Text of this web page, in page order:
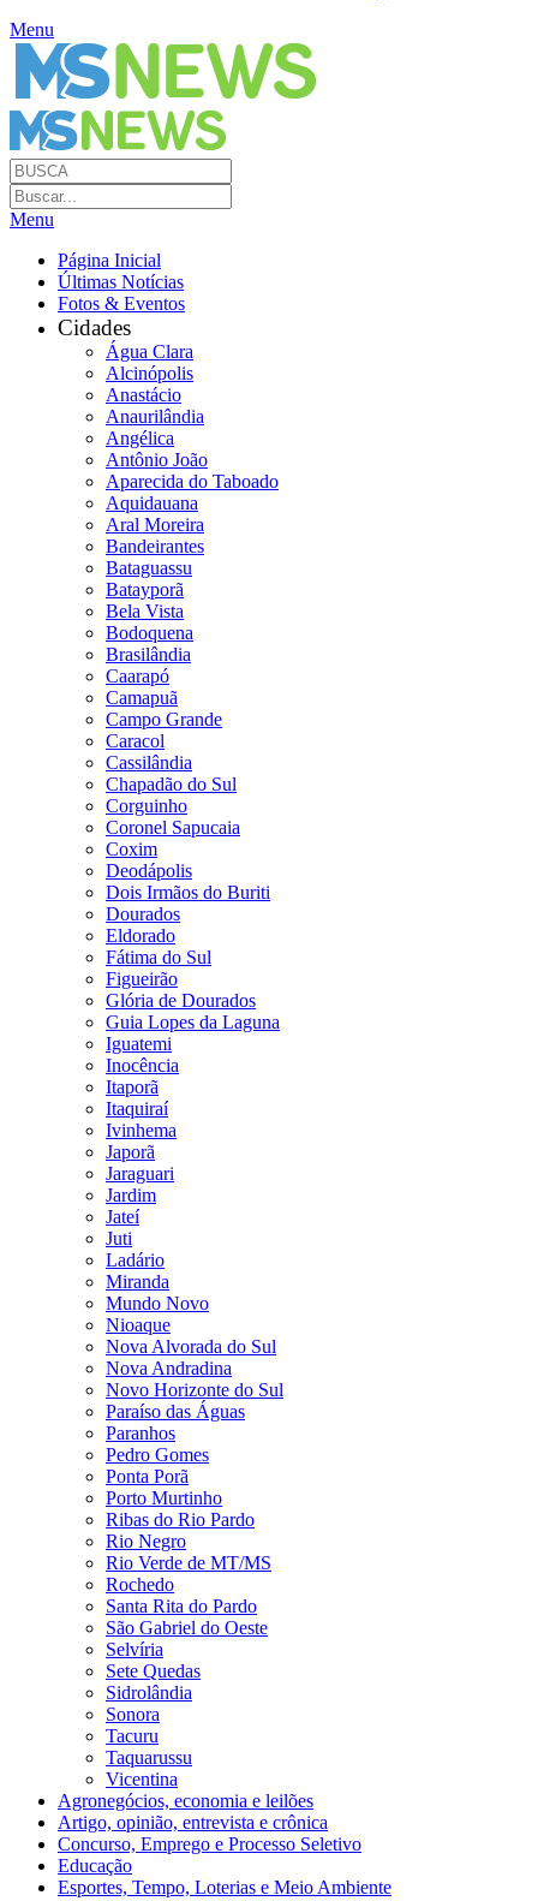
Menu
Menu
Página Inicial
Últimas Notícias
Fotos & Eventos
Cidades
Água Clara
Alcinópolis
Anastácio
Anaurilândia
Angélica
Antônio João
Aparecida do Taboado
Aquidauana
Aral Moreira
Bandeirantes
Bataguassu
Batayporã
Bela Vista
Bodoquena
Brasilândia
Caarapó
Camapuã
Campo Grande
Caracol
Cassilândia
Chapadão do Sul
Corguinho
Coronel Sapucaia
Coxim
Deodápolis
Dois Irmãos do Buriti
Dourados
Eldorado
Fátima do Sul
Figueirão
Glória de Dourados
Guia Lopes da Laguna
Iguatemi
Inocência
Itaporã
Itaquiraí
Ivinhema
Japorã
Jaraguari
Jardim
Jateí
Juti
Ladário
Miranda
Mundo Novo
Nioaque
Nova Alvorada do Sul
Nova Andradina
Novo Horizonte do Sul
Paraíso das Águas
Paranhos
Pedro Gomes
Ponta Porã
Porto Murtinho
Ribas do Rio Pardo
Rio Negro
Rio Verde de MT/MS
Rochedo
Santa Rita do Pardo
São Gabriel do Oeste
Selvíria
Sete Quedas
Sidrolândia
Sonora
Tacuru
Taquarussu
Vicentina
Agronegócios, economia e leilões
Artigo, opinião, entrevista e crônica
Concurso, Emprego e Processo Seletivo
Educação
Esportes, Tempo, Loterias e Meio Ambiente